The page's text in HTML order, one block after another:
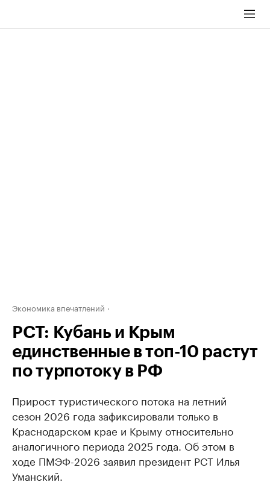
Экономика впечатлений
РСТ: Кубань и Крым
единственные в топ-10 растут
по турпотоку в РФ
Прирост туристического потока на летний
сезон 2026 года зафиксировали только в
Краснодарском крае и Крыму относительно
аналогичного периода 2025 года. Об этом в
ходе ПМЭФ-2026 заявил президент РСТ Илья
Уманский.